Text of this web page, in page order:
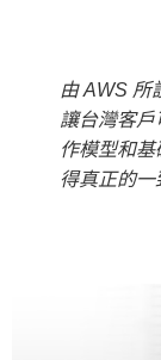
由 AWS 所
讓台灣客
作模型和
得真正的一